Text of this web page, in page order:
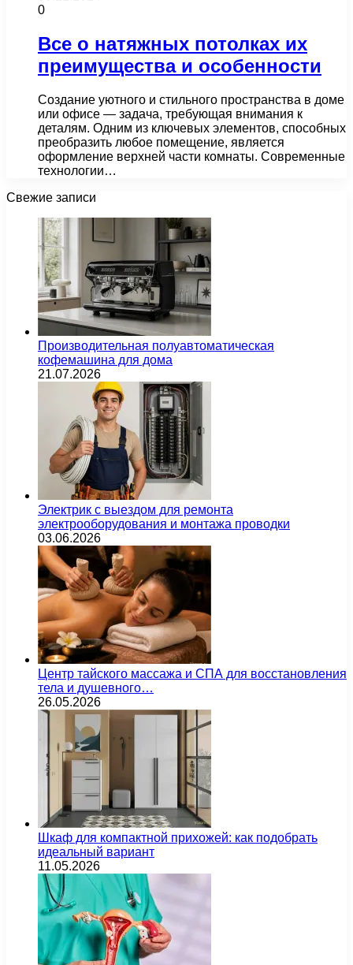
0
Все о натяжных потолках их
преимущества и особенности
Создание уютного и стильного пространства в доме
или офисе — задача, требующая внимания к
деталям. Одним из ключевых элементов, способных
преобразить любое помещение, является
оформление верхней части комнаты. Современные
технологии…
Свежие записи
Производительная полуавтоматическая
кофемашина для дома
21.07.2026
Электрик с выездом для ремонта
электрооборудования и монтажа проводки
03.06.2026
Центр тайского массажа и СПА для восстановления
тела и душевного…
26.05.2026
Шкаф для компактной прихожей: как подобрать
идеальный вариант
11.05.2026